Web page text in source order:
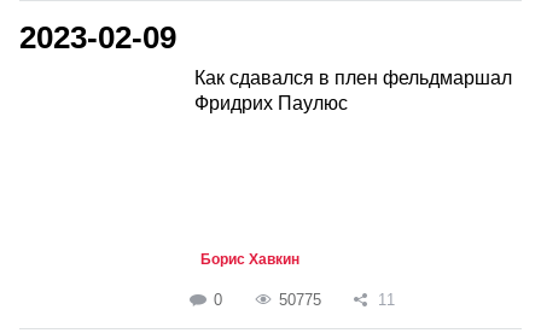
2023-02-09
Как сдавался в плен фельдмаршал
Фридрих Паулюс
Борис Хавкин
0 50775 11